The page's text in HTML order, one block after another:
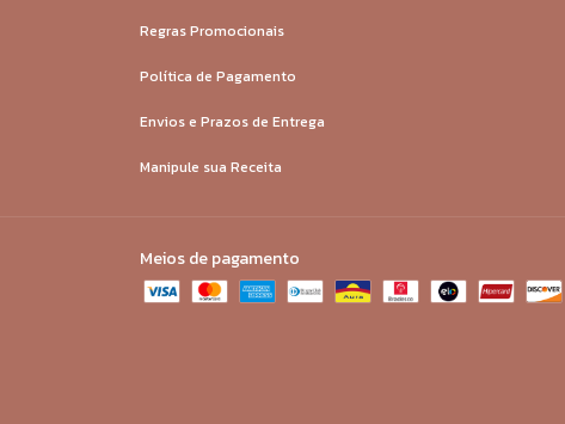
Regras Promocionais
Política de Pagamento
Envios e Prazos de Entrega
Manipule sua Receita
Meios de pagamento